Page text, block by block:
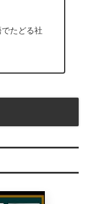
たどる社